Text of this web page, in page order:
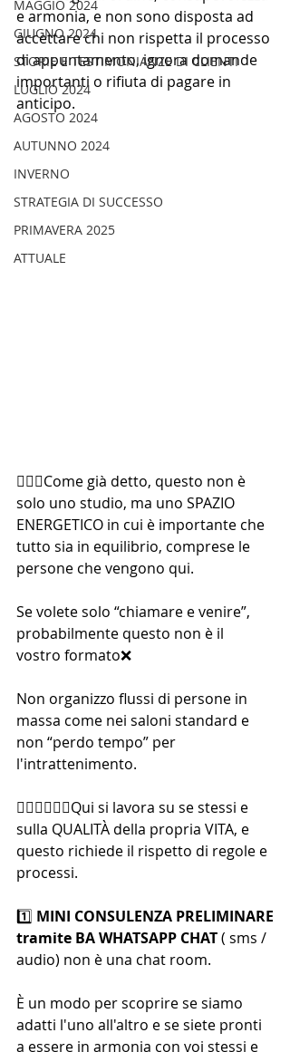
MAGGIO 2024
GIUGNO 2024
STORIE E TESTIMONIANZE DI CLIENTI
LUGLIO 2024
AGOSTO 2024
AUTUNNO 2024
INVERNO
STRATEGIA DI SUCCESSO
PRIMAVERA 2025
ATTUALE
e armonia, e non sono disposta ad
accettare chi non rispetta il processo
di appuntamento, ignora domande
importanti o rifiuta di pagare in
anticipo.
🙋🏻‍♀️Come già detto, questo non è
solo uno studio, ma uno SPAZIO
ENERGETICO in cui è importante che
tutto sia in equilibrio, comprese le
persone che vengono qui.
Se volete solo “chiamare e venire”,
probabilmente questo non è il
vostro formato❌
Non organizzo flussi di persone in
massa come nei saloni standard e
non “perdo tempo” per
l'intrattenimento.
💆🏻‍♂️💆🏻‍♀️Qui si lavora su se stessi e
sulla QUALITÀ della propria VITA, e
questo richiede il rispetto di regole e
processi.
1️⃣ MINI CONSULENZA PRELIMINARE
tramite BA WHATSAPP CHAT ( sms /
audio) non è una chat room.
È un modo per scoprire se siamo
adatti l'uno all'altro e se siete pronti
a essere in armonia con voi stessi e